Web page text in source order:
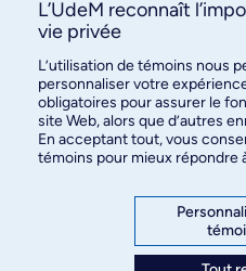
des relations publiques
3744, rue Jean-Brillant, bureau
Montréal (Québec) H3T 1P1
L’UdeM reconnaît
vie privée
L’utilisation de témoins nous
personnaliser votre
obligatoires pour assurer le
site Web, alors que d’autres
En acceptant tout, vous
témoins pour mieux répondre